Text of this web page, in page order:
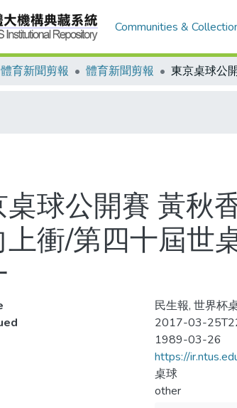
Communities &
體育新聞剪報 體育新聞剪報
桌球公開賽 黃秋
衝/第四十屆世
民生報, 世界杯
2017-03-
1989-03-26
https://
桌球
other